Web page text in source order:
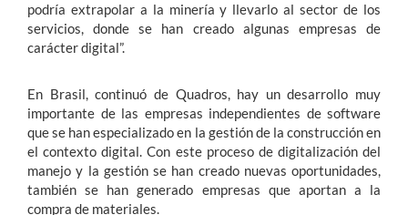
podría extrapolar a la minería y llevarlo al sector de los
servicios, donde se han creado algunas empresas de
carácter digital”.
En Brasil, continuó de Quadros, hay un desarrollo muy
importante de las empresas independientes de software
que se han especializado en la gestión de la construcción en
el contexto digital. Con este proceso de digitalización del
manejo y la gestión se han creado nuevas oportunidades,
también se han generado empresas que aportan a la
compra de materiales.